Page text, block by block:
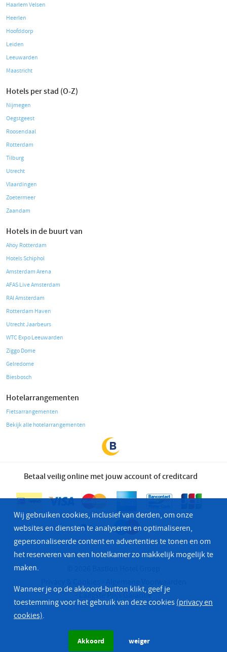
Haarlem Velsen
Heerlen
Hoofddorp
Leiden
Leeuwarden
Maastricht
Hotels per stad (O-Z)
Nijmegen
Oegstgeest
Roosendaal
Rotterdam
Tilburg
Utrecht
Vlaardingen
Zoetermeer
Zaandam
Hotels in de buurt van
Ahoy Rotterdam
Hotels Schiphol
Amsterdam Arena
AFAS Live Amsterdam
RAI Amsterdam
Rotterdam Haven
Utrecht Jaarbeurs
WTC Expo Leeuwarden
Ziggo Dome
Gelredome
Biesbosch
Hotelarrangementen
Fietsarrangementen
Bekijk alle hotelarrangementen
Betaal veilig online met jouw account of creditcard
Laagste Prijs Garantie
Wij gebruiken cookies, inclusief van derden, om onze
websites en diensten te analyseren en optimaliseren,
gepersonaliseerde content en advertenties te tonen en om
het reserveren van een hotelkamer zo makkelijk mogelijk te
maken.
Wanneer je op de akkoord-button klikt, geef je
toestemming voor het gebruik van deze cookies (privacy en
cookies).
Akkoord weiger